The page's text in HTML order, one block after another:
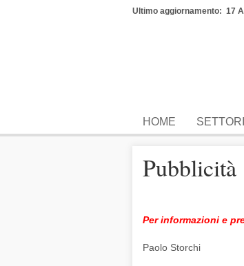
Ultimo aggiornamento: 17
HOME SETTORI
Pubblicità
Per informazioni e
Paolo Storchi